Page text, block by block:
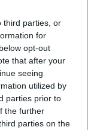
third parties, or
for
opt-out
that after your
seeing
utilized by
parties prior to
the further
parties on the
fog a